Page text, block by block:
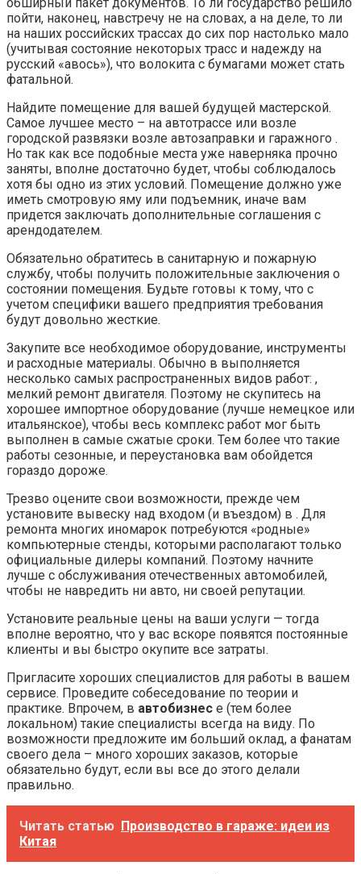
пойти, наконец, навстречу не на словах, а на деле, то ли
на наших российских трассах до сих пор настолько мало
(учитывая состояние некоторых трасс и надежду на
русский «авось»), что волокита с бумагами может стать
фатальной.
Найдите помещение для вашей будущей мастерской.
Самое лучшее место – на автотрассе или возле
городской развязки возле автозаправки и гаражного .
Но так как все подобные места уже наверняка прочно
заняты, вполне достаточно будет, чтобы соблюдалось
хотя бы одно из этих условий. Помещение должно уже
иметь смотровую яму или подъемник, иначе вам
придется заключать дополнительные соглашения с
арендодателем.
Обязательно обратитесь в санитарную и пожарную
службу, чтобы получить положительные заключения о
состоянии помещения. Будьте готовы к тому, что с
учетом специфики вашего предприятия требования
будут довольно жесткие.
Закупите все необходимое оборудование, инструменты
и расходные материалы. Обычно в выполняется
несколько самых распространенных видов работ: ,
мелкий ремонт двигателя. Поэтому не скупитесь на
хорошее импортное оборудование (лучше немецкое или
итальянское), чтобы весь комплекс работ мог быть
выполнен в самые сжатые сроки. Тем более что такие
работы сезонные, и переустановка вам обойдется
гораздо дороже.
Трезво оцените свои возможности, прежде чем
установите вывеску над входом (и въездом) в . Для
ремонта многих иномарок потребуются «родные»
компьютерные стенды, которыми располагают только
официальные дилеры компаний. Поэтому начните
лучше с обслуживания отечественных автомобилей,
чтобы не навредить ни авто, ни своей репутации.
Установите реальные цены на ваши услуги — тогда
вполне вероятно, что у вас вскоре появятся постоянные
клиенты и вы быстро окупите все затраты.
Пригласите хороших специалистов для работы в вашем
сервисе. Проведите собеседование по теории и
практике. Впрочем, в автобизнес е (тем более
локальном) такие специалисты всегда на виду. По
возможности предложите им больший оклад, а фанатам
своего дела – много хороших заказов, которые
обязательно будут, если вы все до этого делали
правильно.
Читать статью Производство в гараже: идеи из
Китая